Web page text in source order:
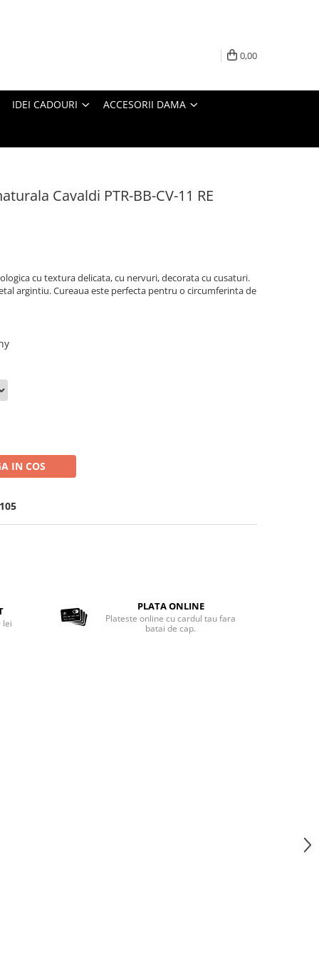
0,00
IDEI CADOURI ACCESORII DAMA
Cavaldi PTR-BB-CV-11 RE
cu textura delicata, cu nervuri, decorata cu cusaturi.
argintiu. Cureaua este perfecta pentru o circumferinta de
IN COS
lei
PLATA ONLINE
Plateste online cu cardul tau fara
batai de cap.